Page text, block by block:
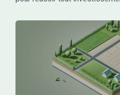
d'investir dans un bien locatif.
permet de planifier
financement adapté, et
surprises financières.